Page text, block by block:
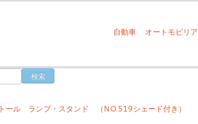
自動車 オートモビリア
トール ランプ・スタンド （NO.519シェード付き）